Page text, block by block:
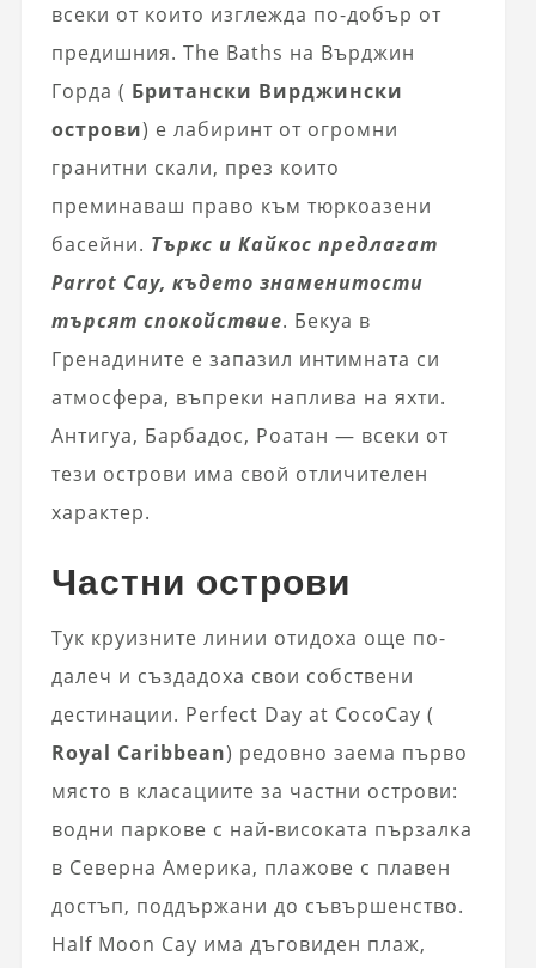
всеки от които изглежда по-добър от
предишния. The Baths на Върджин
Горда ( Британски Вирджински
острови) е лабиринт от огромни
гранитни скали, през които
преминаваш право към тюркоазени
басейни. Търкс и Кайкос предлагат
Parrot Cay, където знаменитости
търсят спокойствие. Бекуа в
Гренадините е запазил интимната си
атмосфера, въпреки наплива на яхти.
Антигуа, Барбадос, Роатан — всеки от
тези острови има свой отличителен
характер.
Частни острови
Тук круизните линии отидоха още по-
далеч и създадоха свои собствени
дестинации. Perfect Day at CocoCay (
Royal Caribbean) редовно заема първо
място в класациите за частни острови:
водни паркове с най-високата пързалка
в Северна Америка, плажове с плавен
достъп, поддържани до съвършенство.
Half Moon Cay има дъговиден плаж,